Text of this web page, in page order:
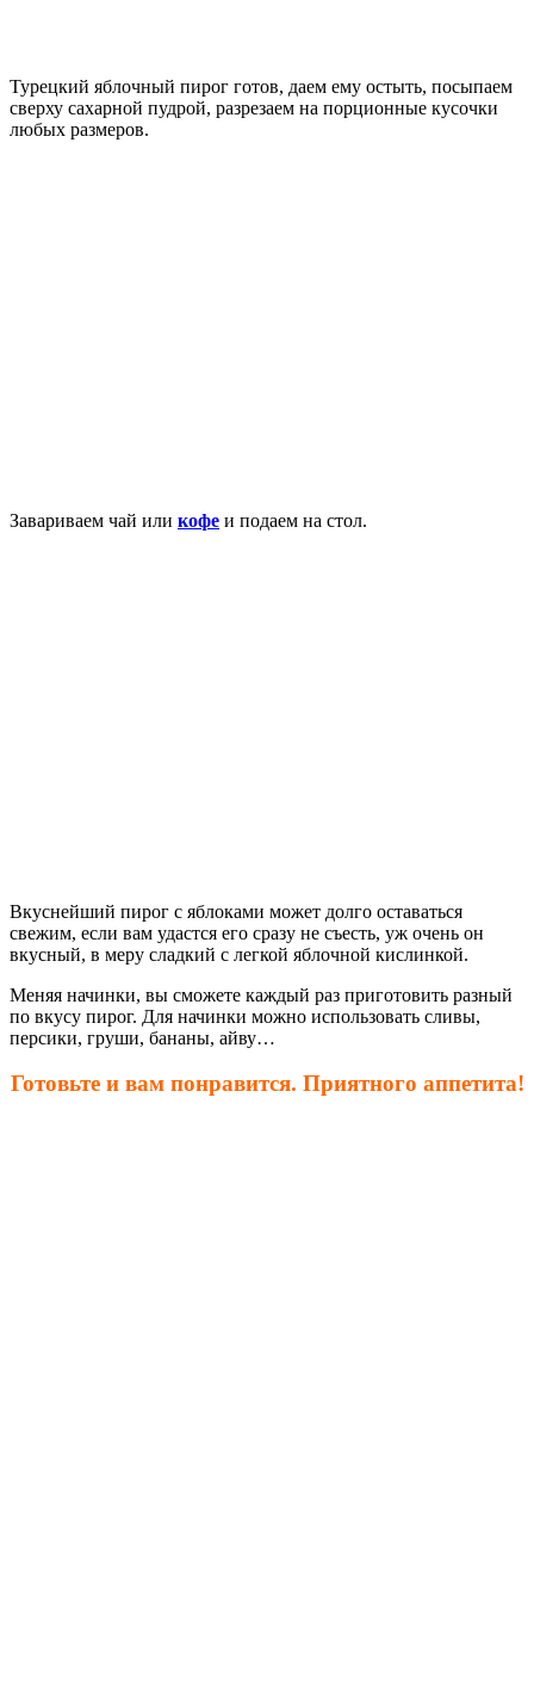
Турецкий яблочный пирог готов, даем ему остыть, посыпаем
сверху сахарной пудрой, разрезаем на порционные кусочки
любых размеров.
Завариваем чай или кофе и подаем на стол.
Вкуснейший пирог с яблоками может долго оставаться
свежим, если вам удастся его сразу не съесть, уж очень он
вкусный, в меру сладкий с легкой яблочной кислинкой.
Меняя начинки, вы сможете каждый раз приготовить разный
по вкусу пирог. Для начинки можно использовать сливы,
персики, груши, бананы, айву…
Готовьте и вам понравится. Приятного аппетита!